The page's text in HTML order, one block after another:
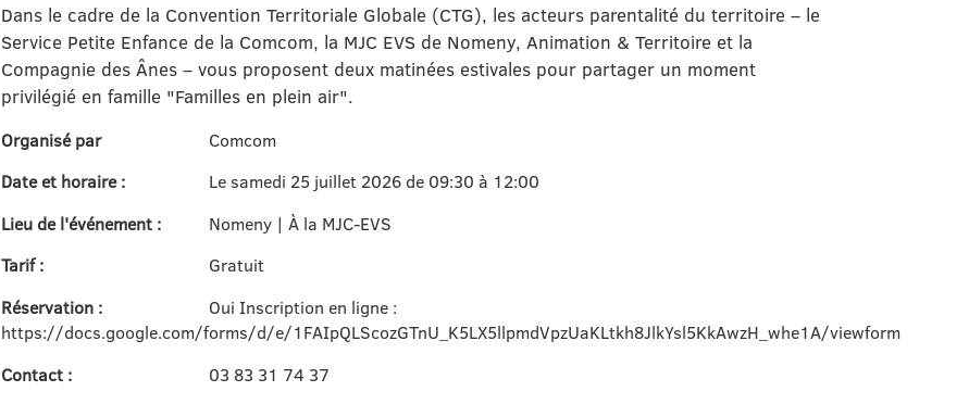
Dans le cadre de la Convention Territoriale Globale (CTG), les acteurs parentalité du territoire – le
Service Petite Enfance de la Comcom, la MJC EVS de Nomeny, Animation & Territoire et la
Compagnie des Ânes – vous proposent deux matinées estivales pour partager un moment
privilégié en famille "Familles en plein air".
Organisé par
Comcom
Date et horaire :
Le samedi 25 juillet 2026 de 09:30 à 12:00
Lieu de l'événement :
Nomeny | À la MJC-EVS
Tarif :
Gratuit
Réservation :
Oui Inscription en ligne :
https://docs.google.com/forms/d/e/1FAIpQLScozGTnU_K5LX5llpmdVpzUaKLtkh8JlkYsl5KkAwzH_whe1A/viewform
Contact :
03 83 31 74 37